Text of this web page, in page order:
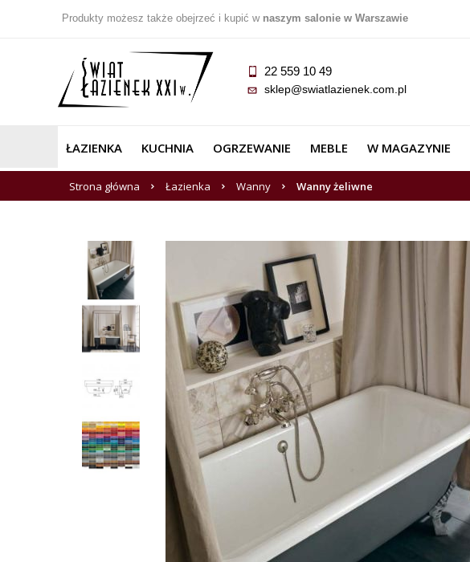
Produkty możesz także obejrzeć i kupić w naszym salonie w Warszawie
22 559 10 49
sklep@swiatlazienek.com.pl
ŁAZIENKA KUCHNIA OGRZEWANIE MEBLE W MAGAZYNIE
Strona główna Łazienka Wanny Wanny żeliwne